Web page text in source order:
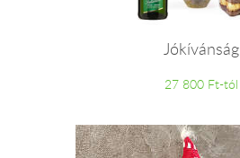
Jókívánság
27 800 Ft-tól